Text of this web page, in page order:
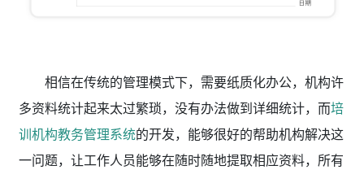
相信在传统的管理模式下，需要纸质化办公，机构许
多资料统计起来太过繁琐，没有办法做到详细统计，而培
训机构教务管理系统的开发，能够很好的帮助机构解决这
一问题，让工作人员能够在随时随地提取相应资料，所有